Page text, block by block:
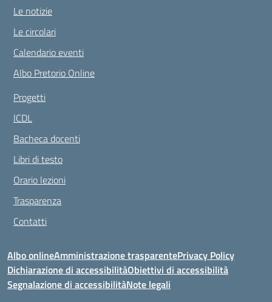
Le notizie
Le circolari
Calendario eventi
Albo Pretorio Online
Progetti
ICDL
Bacheca docenti
Libri di testo
Orario lezioni
Trasparenza
Contatti
Albo onlineAmministrazione trasparentePrivacy Policy
Dichiarazione di accessibilitàObiettivi di accessibilità
Segnalazione di accessibilitàNote legali